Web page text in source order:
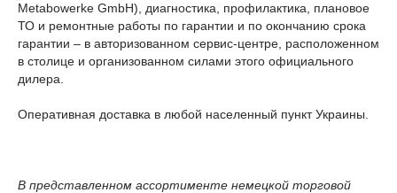
Metabowerke GmbH), диагностика, профилактика, плановое
ТО и ремонтные работы по гарантии и по окончанию срока
гарантии – в авторизованном сервис-центре, расположенном
в столице и организованном силами этого официального
дилера.
Оперативная доставка в любой населенный пункт Украины.
В представленном ассортименте немецкой торговой